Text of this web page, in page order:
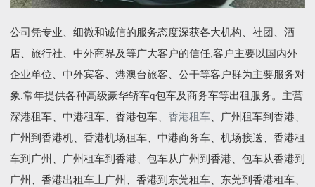
公司凭专业、细微和诚信的服务态度深获各大机构、社团、酒
店、旅行社、中外商界及等广大客户的信任,客户主要以国内外
企业单位、中外宾客、港澳台旅客、公干等客户群为主要服务对
象.常年提供各种高级豪华轿车q包车及商务车等出租服务。主营
深港租车、中港租车、香港包车、 香港租车、广州租车到香港、
广州到香港机、香港机场租车、中港商务车、机场接送、香港租
车到广州、广州租车到香港、包车从广州到香港、包车从香港到
广州、香港出租车上广州、香港到东莞租车、东莞到香港租车、